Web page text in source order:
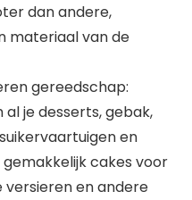
dan andere,
materiaal van de
gereedschap:
je desserts, gebak,
en
cakes voor
en andere